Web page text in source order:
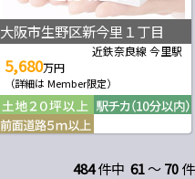
大阪市生野区新今里１丁目
近鉄奈良線 今里駅
5,680万円
（詳細は Member限定）
484件中 61～70件